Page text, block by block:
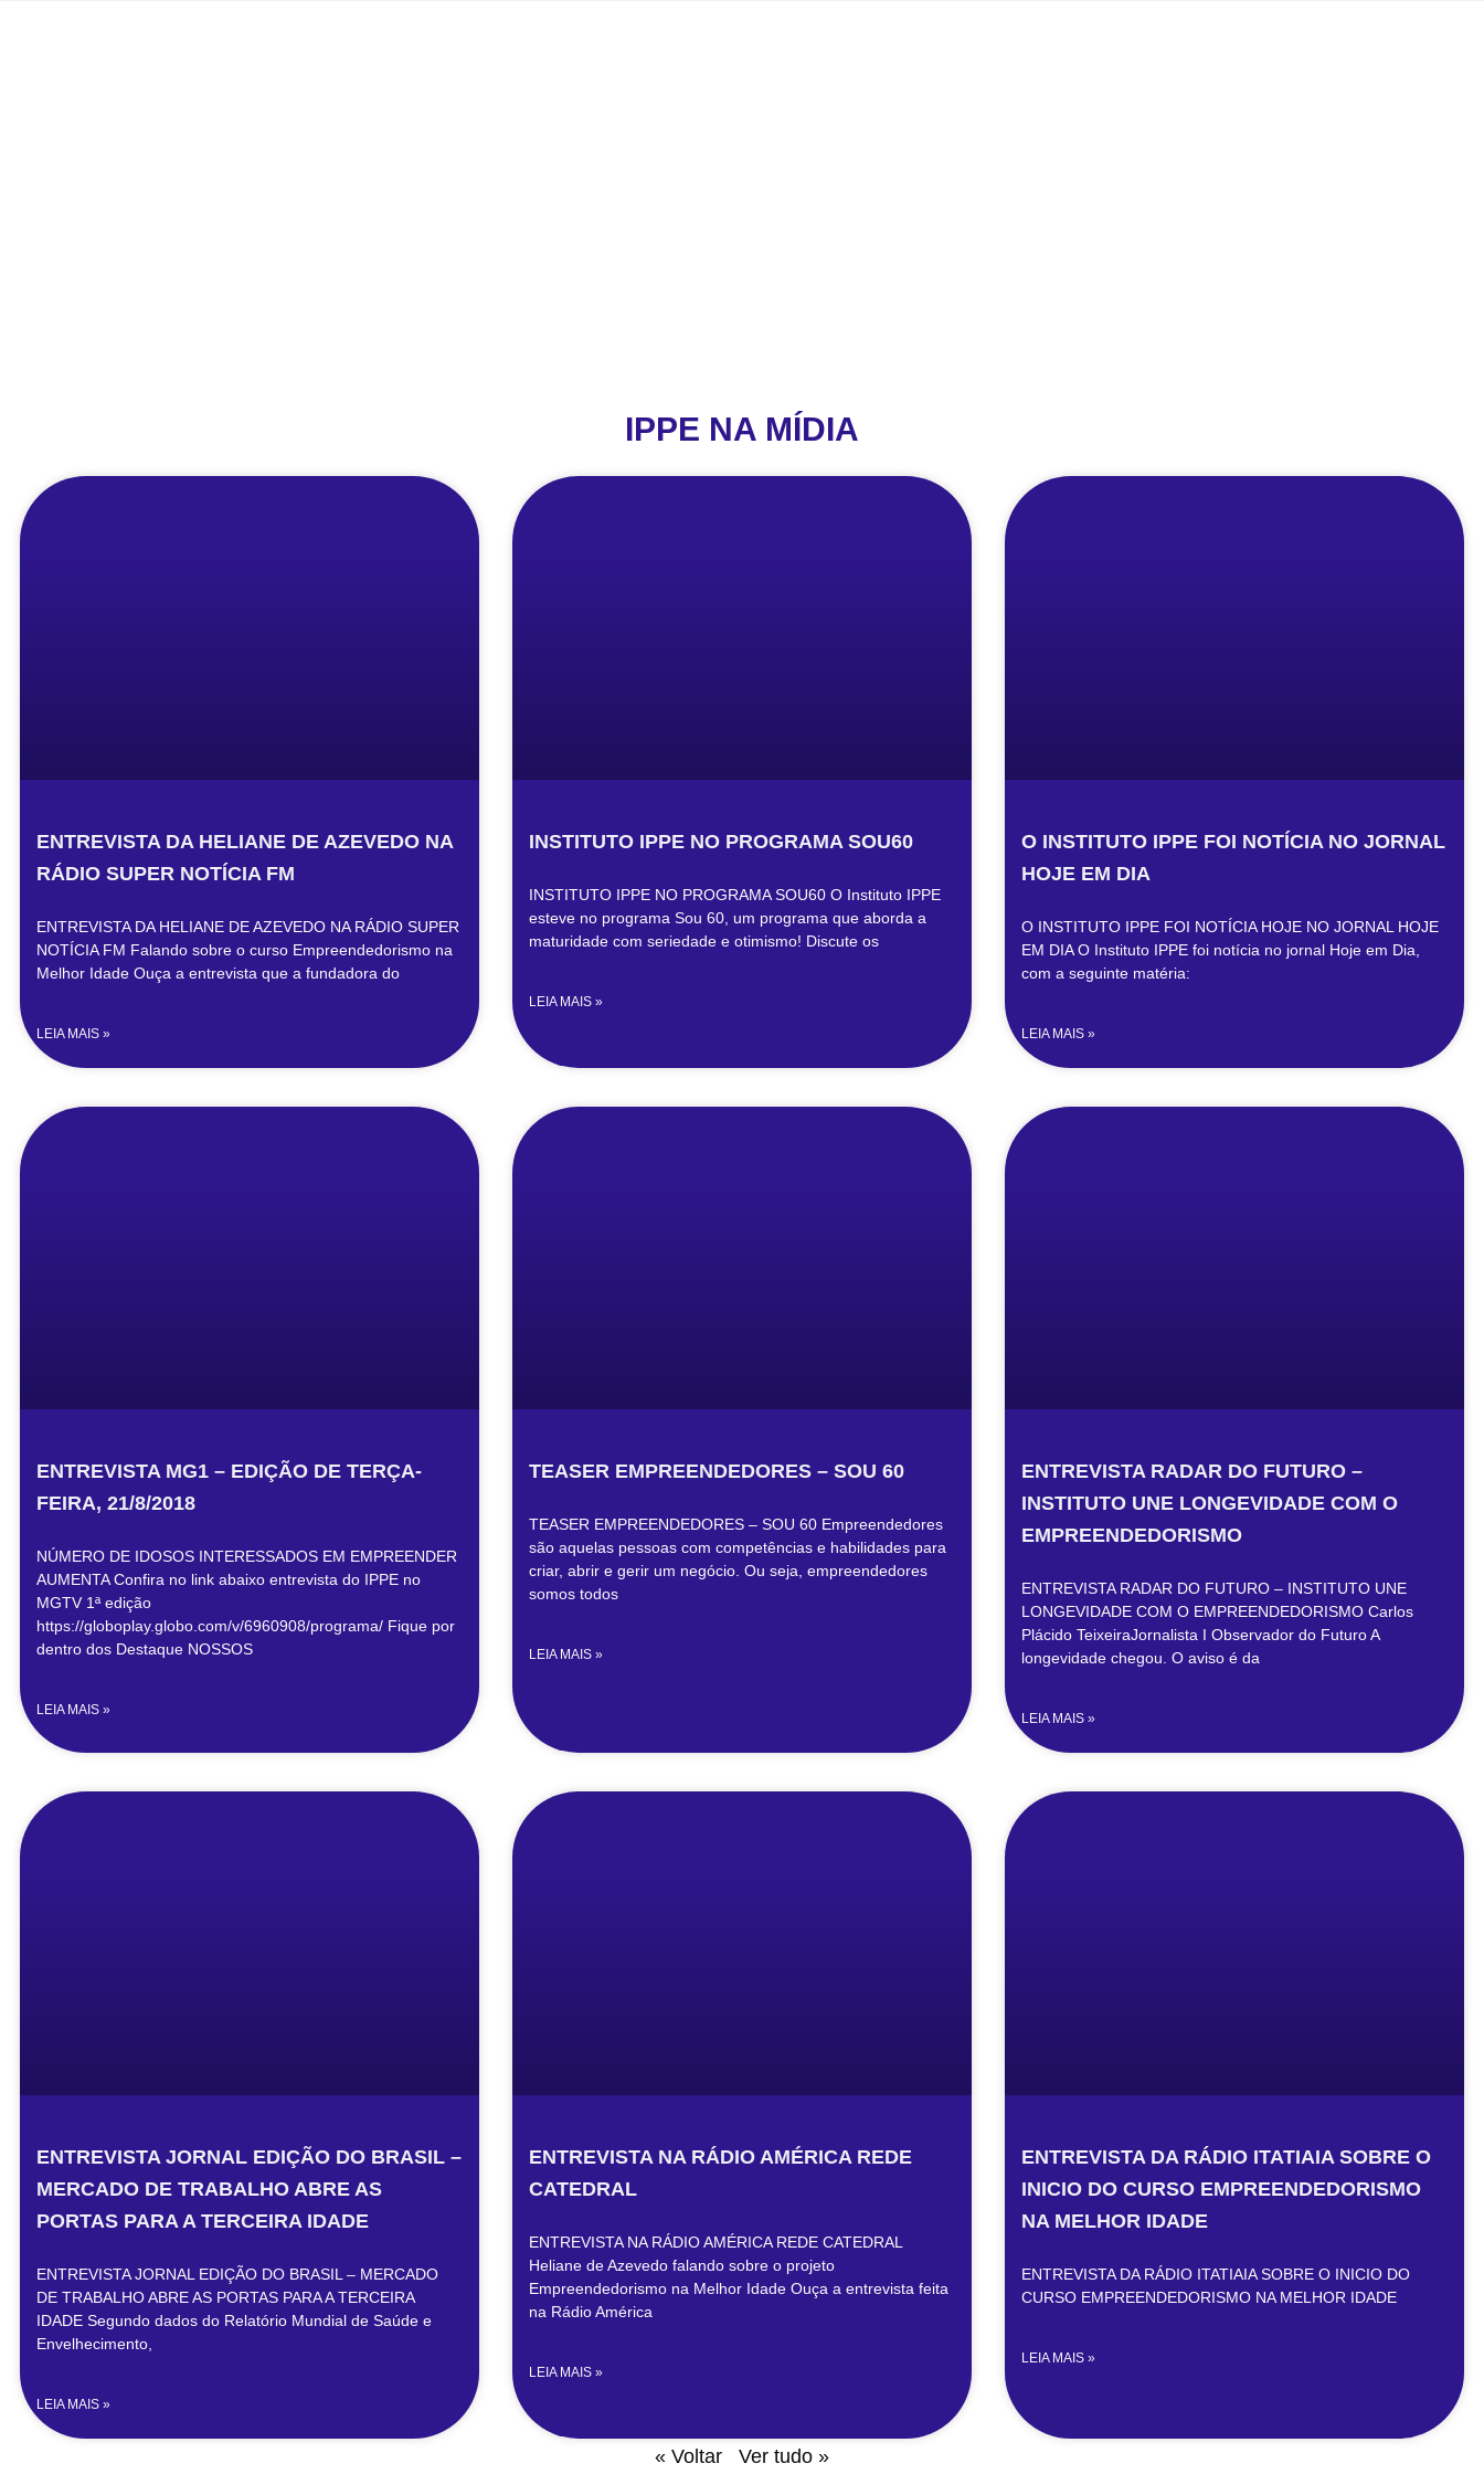
IPPE NA MÍDIA
ENTREVISTA DA HELIANE DE AZEVEDO NA
RÁDIO SUPER NOTÍCIA FM
ENTREVISTA DA HELIANE DE AZEVEDO NA RÁDIO SUPER
NOTÍCIA FM Falando sobre o curso Empreendedorismo na
Melhor Idade Ouça a entrevista que a fundadora do
LEIA MAIS »
INSTITUTO IPPE NO PROGRAMA SOU60
INSTITUTO IPPE NO PROGRAMA SOU60 O Instituto IPPE
esteve no programa Sou 60, um programa que aborda a
maturidade com seriedade e otimismo! Discute os
LEIA MAIS »
O INSTITUTO IPPE FOI NOTÍCIA NO JORNAL
HOJE EM DIA
O INSTITUTO IPPE FOI NOTÍCIA HOJE NO JORNAL HOJE
EM DIA O Instituto IPPE foi notícia no jornal Hoje em Dia,
com a seguinte matéria:
LEIA MAIS »
ENTREVISTA MG1 – EDIÇÃO DE TERÇA-
FEIRA, 21/8/2018
NÚMERO DE IDOSOS INTERESSADOS EM EMPREENDER
AUMENTA Confira no link abaixo entrevista do IPPE no
MGTV 1ª edição
https://globoplay.globo.com/v/6960908/programa/ Fique por
dentro dos Destaque NOSSOS
LEIA MAIS »
TEASER EMPREENDEDORES – SOU 60
TEASER EMPREENDEDORES – SOU 60 Empreendedores
são aquelas pessoas com competências e habilidades para
criar, abrir e gerir um negócio. Ou seja, empreendedores
somos todos
LEIA MAIS »
ENTREVISTA RADAR DO FUTURO –
INSTITUTO UNE LONGEVIDADE COM O
EMPREENDEDORISMO
ENTREVISTA RADAR DO FUTURO – INSTITUTO UNE
LONGEVIDADE COM O EMPREENDEDORISMO Carlos
Plácido TeixeiraJornalista I Observador do Futuro A
longevidade chegou. O aviso é da
LEIA MAIS »
ENTREVISTA JORNAL EDIÇÃO DO BRASIL –
MERCADO DE TRABALHO ABRE AS
PORTAS PARA A TERCEIRA IDADE
ENTREVISTA JORNAL EDIÇÃO DO BRASIL – MERCADO
DE TRABALHO ABRE AS PORTAS PARA A TERCEIRA
IDADE Segundo dados do Relatório Mundial de Saúde e
Envelhecimento,
LEIA MAIS »
ENTREVISTA NA RÁDIO AMÉRICA REDE
CATEDRAL
ENTREVISTA NA RÁDIO AMÉRICA REDE CATEDRAL
Heliane de Azevedo falando sobre o projeto
Empreendedorismo na Melhor Idade Ouça a entrevista feita
na Rádio América
LEIA MAIS »
ENTREVISTA DA RÁDIO ITATIAIA SOBRE O
INICIO DO CURSO EMPREENDEDORISMO
NA MELHOR IDADE
ENTREVISTA DA RÁDIO ITATIAIA SOBRE O INICIO DO
CURSO EMPREENDEDORISMO NA MELHOR IDADE
LEIA MAIS »
« Voltar Ver tudo »